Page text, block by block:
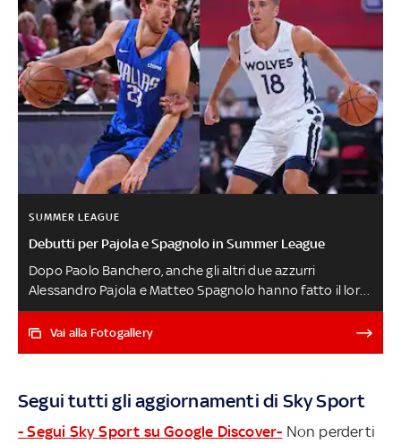
SUMMER LEAGUE
Debutti per Pajola e Spagnolo in Summer League
Dopo Paolo Banchero, anche gli altri due azzurri
Alessandro Pajola e Matteo Spagnolo hanno fatto il loro
esordio alla Summer League di Las Vegas,
rispettivamente con le maglie dei Dallas Mavericks
Las Vegas
Vai alla Fotogallery
Segui tutti gli aggiornamenti di Sky Sport
- Segui Sky Sport su Google Discover- Non perderti